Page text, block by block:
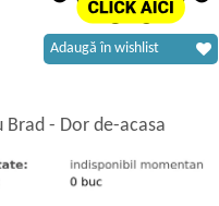
Brad- Dor de-acasa
Adaugă în wishlist